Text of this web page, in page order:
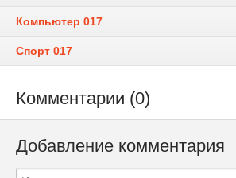
Компьютер 017
Спорт 017
Комментарии (0)
Добавление комментария